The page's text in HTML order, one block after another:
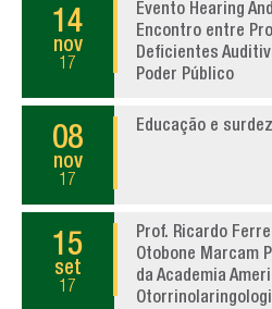
14
nov
17
Evento Hearing
Encontro entre
Deficientes
Poder Público
08
nov
17
Educação e surdez
15
set
17
Prof. Ricardo
Otobone Marcam
da Academia